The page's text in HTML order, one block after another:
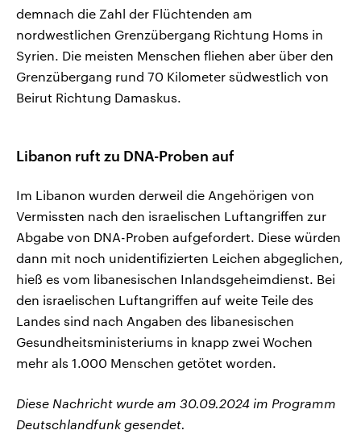
demnach die Zahl der Flüchtenden am
nordwestlichen Grenzübergang Richtung Homs in
Syrien. Die meisten Menschen fliehen aber über den
Grenzübergang rund 70 Kilometer südwestlich von
Beirut Richtung Damaskus.
Libanon ruft zu DNA-Proben auf
Im Libanon wurden derweil die Angehörigen von
Vermissten nach den israelischen Luftangriffen zur
Abgabe von DNA-Proben aufgefordert. Diese würden
dann mit noch unidentifizierten Leichen abgeglichen,
hieß es vom libanesischen Inlandsgeheimdienst. Bei
den israelischen Luftangriffen auf weite Teile des
Landes sind nach Angaben des libanesischen
Gesundheitsministeriums in knapp zwei Wochen
mehr als 1.000 Menschen getötet worden.
Diese Nachricht wurde am 30.09.2024 im Programm
Deutschlandfunk gesendet.